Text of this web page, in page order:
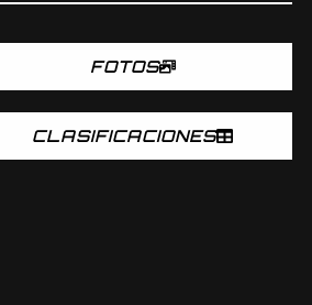
FOTOS
CLASIFICACIONES